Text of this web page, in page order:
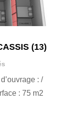
(13)
: /
: 75 m2